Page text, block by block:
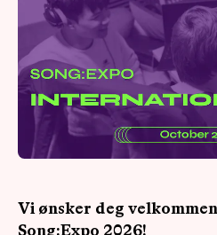
Vi ønsker deg
Song:Expo 2026!